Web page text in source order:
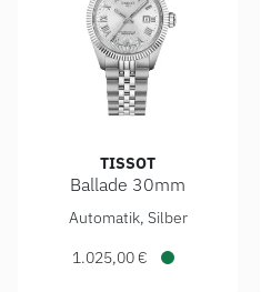
TISSOT
Ballade 30mm
Tissot Ballade 30mm, Ref:
Automatik, Silber
1.025,00 €